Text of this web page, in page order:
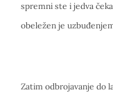
spremni ste i jedva
obeležen je
Zatim odbrojavanje do